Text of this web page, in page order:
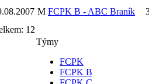
M FCPK B - ABC Braník
12
Týmy
FCPK
FCPK B